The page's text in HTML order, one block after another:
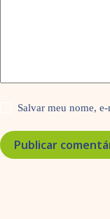
Salvar meu nome,
Publicar